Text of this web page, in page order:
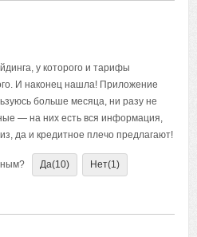
у которого и тарифы
И наконец нашла! Приложение
больше месяца, ни разу не
— на них есть вся информация,
да и кредитное плечо предлагают!
Да(10) Нет(1)